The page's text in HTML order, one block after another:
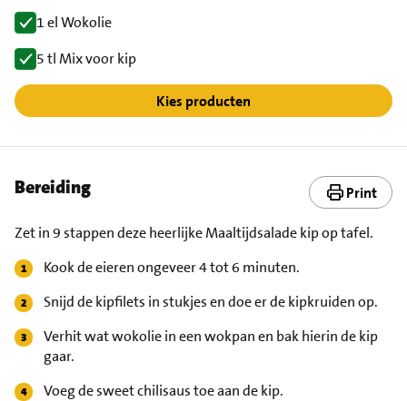
1 el Wokolie
5 tl Mix voor kip
Kies producten
Bereiding Print
Zet in 9 stappen deze heerlijke Maaltijdsalade kip op tafel.
Kook de eieren ongeveer 4 tot 6 minuten.
Snijd de kipfilets in stukjes en doe er de kipkruiden op.
Verhit wat wokolie in een wokpan en bak hierin de kip
gaar.
Voeg de sweet chilisaus toe aan de kip.